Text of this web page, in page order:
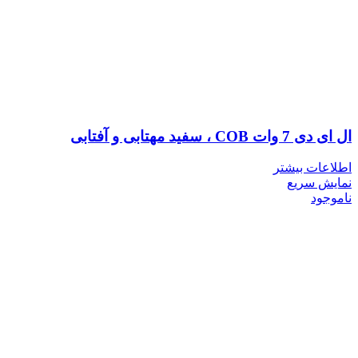
ال ای دی 7 وات COB ، سفید مهتابی و آفتابی
اطلاعات بیشتر
نمایش سریع
ناموجود